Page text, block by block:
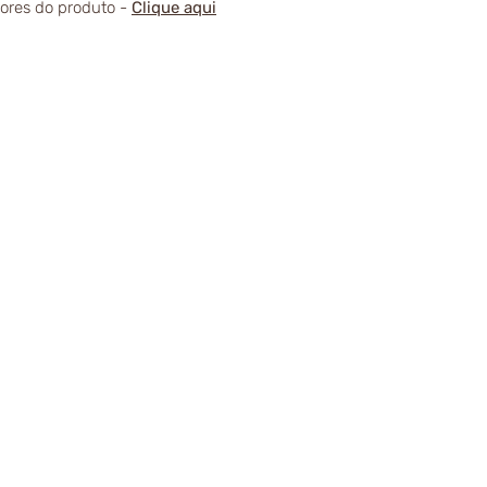
do produto - Clique aqui